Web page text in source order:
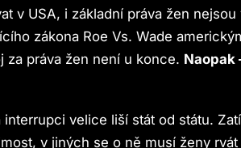
v USA, i základní práva žen nejsou
zákona Roe Vs. Wade
za práva žen není u konce. Naopak
interrupci velice liší stát od státu.
v jiných se o ně musí ženy